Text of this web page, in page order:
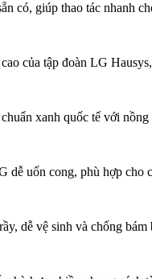
có, giúp thao tác nhanh
của tập đoàn LG
xanh quốc tế với
uốn cong, phù hợp cho
dễ vệ sinh và chống